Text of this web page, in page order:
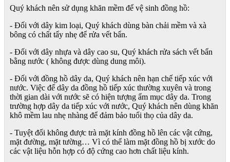
Quý khách nên sử dụng khăn mềm để vệ sinh đồng hồ:
- Đối với dây kim loại, Quý khách dùng bàn chải mềm và xà
bông có chất tẩy nhẹ để rửa vết bẩn.
- Đối với dây nhựa và dây cao su, Quý khách rửa sách vết bẩn
bằng nước ( không được dùng dung môi).
- Đối với đồng hồ dây da, Quý khách nên hạn chế tiếp xúc với
nước. Việc để dây da đồng hồ tiếp xúc thường xuyên và trong
thời gian dài với nước sẽ có hiện tượng ẩm mục dây da. Trong
trường hợp dây da tiếp xúc với nước, Quý khách nên dùng khăn
khô mềm lau nhẹ nhàng để đảm bảo tuổi thọ của dây da.
- Tuyệt đối không được trà mặt kính đồng hồ lên các vật cứng,
mặt đường, mặt tường… Vì có thể làm mặt đồng hồ bị xước do
các vật liệu hỗn hợp có độ cứng cao hơn chất liệu kính.